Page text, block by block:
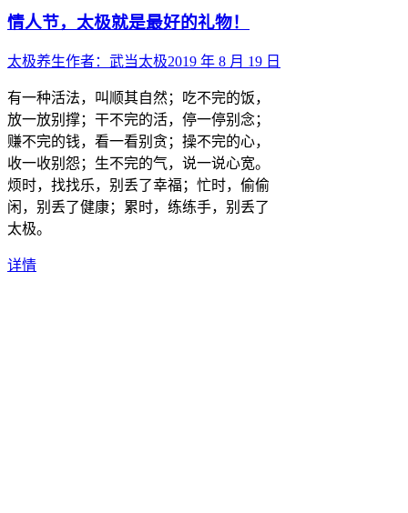
情人节，太极就是最好的礼物！
太极养生作者： 武当太极2019 年 8 月 19 日
有一种活法，叫顺其自然；吃不完的饭，
放一放别撑；干不完的活，停一停别念；
赚不完的钱，看一看别贪；操不完的心，
收一收别怨；生不完的气，说一说心宽。
烦时，找找乐，别丢了幸福；忙时，偷偷
闲，别丢了健康；累时，练练手，别丢了
太极。
详情